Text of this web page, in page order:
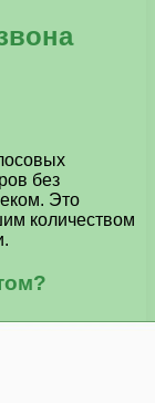
без
Это
количеством